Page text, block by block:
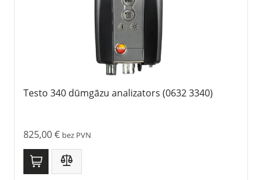
Testo 340 dūmgāzu analizators (0632 3340)
825,00€ bez PVN